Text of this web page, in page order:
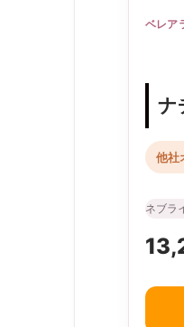
ベレア
ナ
他社
ネブラ